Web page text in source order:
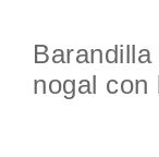
nogal con